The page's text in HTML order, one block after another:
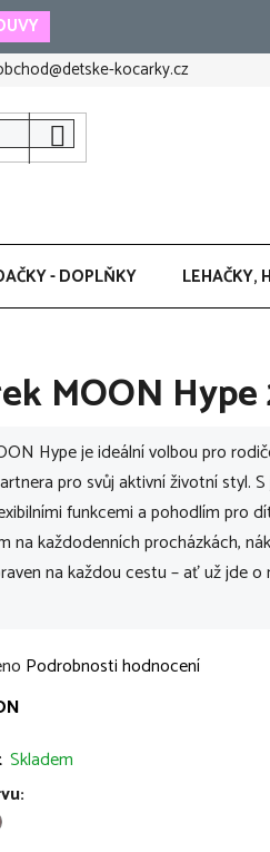
kocarky.cz
- DOPLŇKY LEHAČKY,
MOON
Hype je ideální volbou pro
pro svůj aktivní životní styl.
funkcemi a pohodlím pro
na každodenních procházkách,
na každou cestu – ať už jde
Podrobnosti hodnocení
Skladem